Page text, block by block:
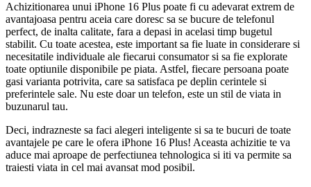
Achizitionarea unui iPhone 16 Plus poate fi cu adevarat extrem de
avantajoasa pentru aceia care doresc sa se bucure de telefonul
perfect, de inalta calitate, fara a depasi in acelasi timp bugetul
stabilit. Cu toate acestea, este important sa fie luate in considerare si
necesitatile individuale ale fiecarui consumator si sa fie explorate
toate optiunile disponibile pe piata. Astfel, fiecare persoana poate
gasi varianta potrivita, care sa satisfaca pe deplin cerintele si
preferintele sale. Nu este doar un telefon, este un stil de viata in
buzunarul tau.
Deci, indrazneste sa faci alegeri inteligente si sa te bucuri de toate
avantajele pe care le ofera iPhone 16 Plus! Aceasta achizitie te va
aduce mai aproape de perfectiunea tehnologica si iti va permite sa
traiesti viata in cel mai avansat mod posibil.